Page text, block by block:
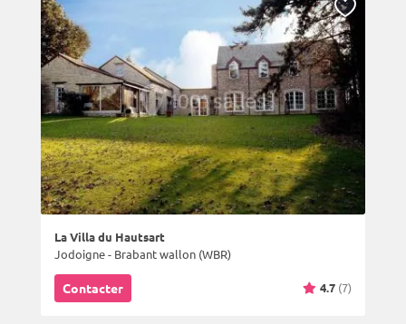
La Villa du Hautsart
Jodoigne - Brabant wallon (WBR)
Contacter 4.7 (7)